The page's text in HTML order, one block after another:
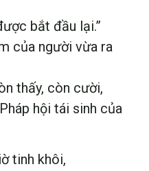
bắt đầu lại.”
của người vừa ra
thấy, còn cười,
hội tái sinh của
tinh khôi,